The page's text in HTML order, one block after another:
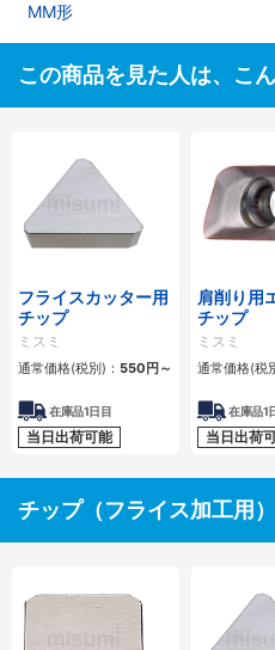
MM形
この商品を見た人は、こ
フライスカッター用
チップ
ミスミ
通常価格(税別)： 550円 ～
在庫品1日目
当日出荷可能
肩削り用
チップ
ミスミ
通常価格(税
在庫品1
当日出荷
チップ（フライス加工用